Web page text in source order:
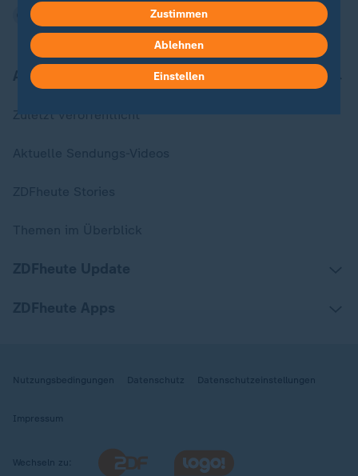
Aktuell bei ZDFheute
Zuletzt veröffentlicht
Nutzungsbedingungen Datenschutz Datenschutzeinstellungen
Impressum
Wechseln zu:
Zustimmen
Ablehnen
Einstellen